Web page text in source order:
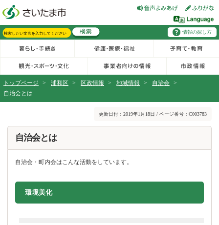
情報の探し方
トップページ > 浦和区 > 区政情報 > 地域情報 > 自治会 >
自治会とは
更新日付：2019年1月18日 / ページ番号：C003783
自治会とは
自治会・町内会はこんな活動をしています。
環境美化